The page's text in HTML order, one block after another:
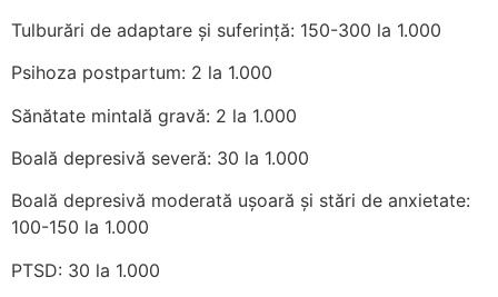
Tulburări de adaptare și suferință: 150-300 la 1.000
Psihoza postpartum: 2 la 1.000
Sănătate mintală gravă: 2 la 1.000
Boală depresivă severă: 30 la 1.000
Boală depresivă moderată ușoară și stări de anxietate:
100-150 la 1.000
PTSD: 30 la 1.000